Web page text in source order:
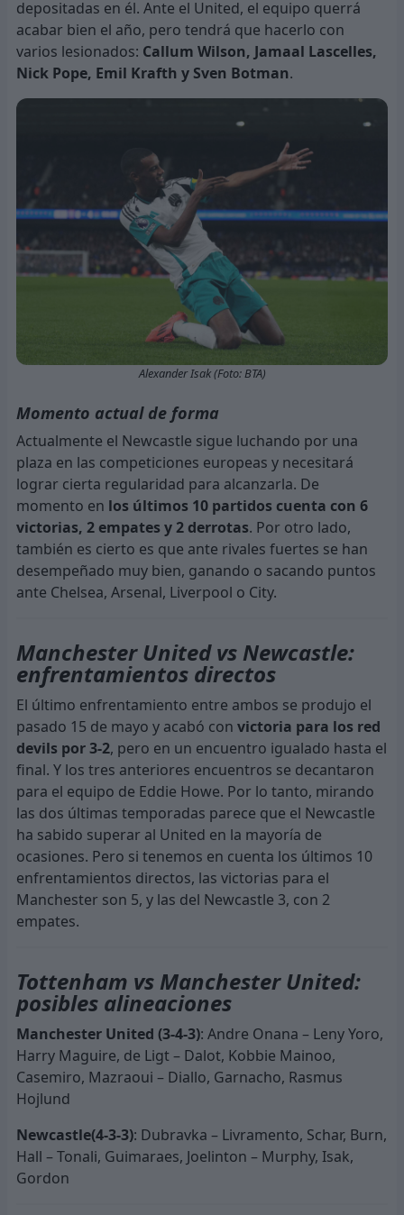
depositadas en él. Ante el United, el equipo querrá
acabar bien el año, pero tendrá que hacerlo con
varios lesionados: Callum Wilson, Jamaal Lascelles,
Nick Pope, Emil Krafth y Sven Botman.
Alexander Isak (Foto: BTA)
Momento actual de forma
Actualmente el Newcastle sigue luchando por una
plaza en las competiciones europeas y necesitará
lograr cierta regularidad para alcanzarla. De
momento en los últimos 10 partidos cuenta con 6
victorias, 2 empates y 2 derrotas. Por otro lado,
también es cierto es que ante rivales fuertes se han
desempeñado muy bien, ganando o sacando puntos
ante Chelsea, Arsenal, Liverpool o City.
Manchester United vs Newcastle:
enfrentamientos directos
El último enfrentamiento entre ambos se produjo el
pasado 15 de mayo y acabó con victoria para los red
devils por 3-2, pero en un encuentro igualado hasta el
final. Y los tres anteriores encuentros se decantaron
para el equipo de Eddie Howe. Por lo tanto, mirando
las dos últimas temporadas parece que el Newcastle
ha sabido superar al United en la mayoría de
ocasiones. Pero si tenemos en cuenta los últimos 10
enfrentamientos directos, las victorias para el
Manchester son 5, y las del Newcastle 3, con 2
empates.
Tottenham vs Manchester United:
posibles alineaciones
Manchester United (3-4-3): Andre Onana – Leny Yoro,
Harry Maguire, de Ligt – Dalot, Kobbie Mainoo,
Casemiro, Mazraoui – Diallo, Garnacho, Rasmus
Hojlund
Newcastle(4-3-3): Dubravka – Livramento, Schar, Burn,
Hall – Tonali, Guimaraes, Joelinton – Murphy, Isak,
Gordon